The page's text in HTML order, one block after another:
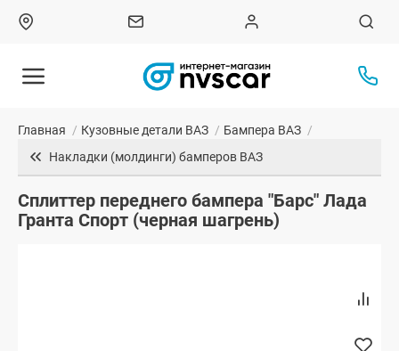
Главная / Кузовные детали ВАЗ / Бампера ВАЗ /
Накладки (молдинги) бамперов ВАЗ
Сплиттер переднего бампера "Барс" Лада
Гранта Спорт (черная шагрень)